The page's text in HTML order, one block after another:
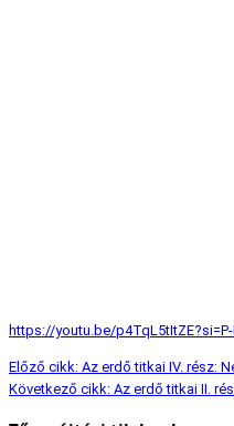
https://youtu.be/
Előző cikk: Az erdő titkai IV. rész:
Következő cikk: Az erdő titkai II.